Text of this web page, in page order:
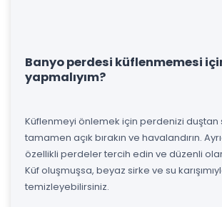
Banyo perdesi küflenmemesi
yapmalıyım?
Küflenmeyi önlemek için perdenizi duştan
tamamen açık bırakın ve havalandırın.
özellikli perdeler tercih edin ve düzenli
Küf oluşmuşsa, beyaz sirke ve su
temizleyebilirsiniz.